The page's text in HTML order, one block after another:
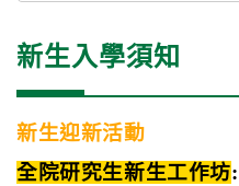
新生入學須知
新生迎新活動
全院研究生新生工作坊: